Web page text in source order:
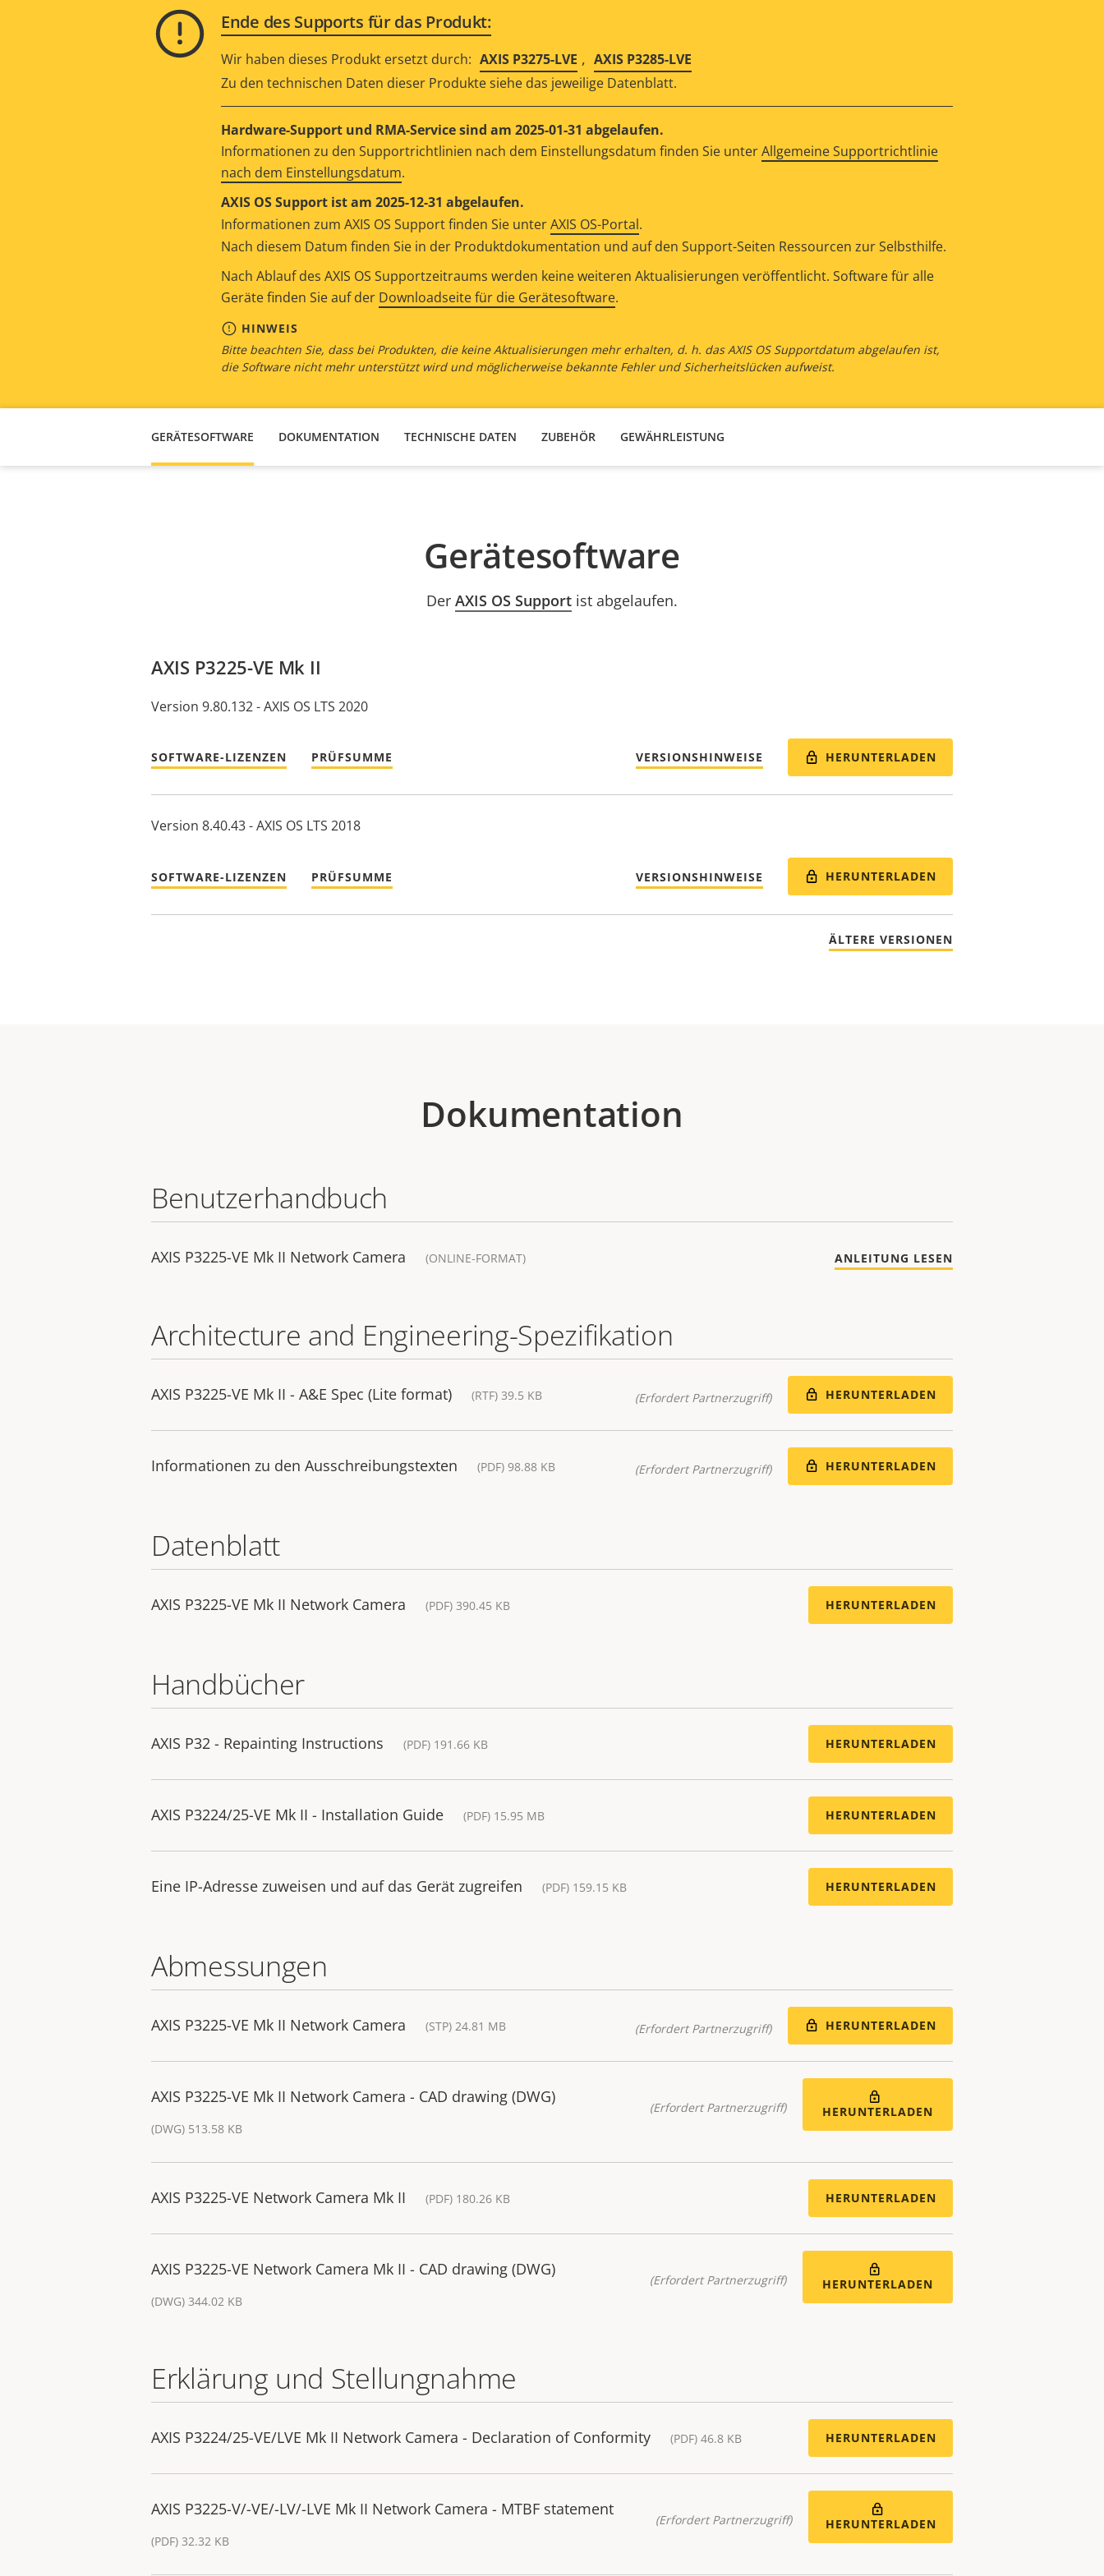
Ende des Supports für das Produkt:
Wir haben dieses Produkt ersetzt durch: AXIS P3275-LVE , AXIS P3285-LVE
Zu den technischen Daten dieser Produkte siehe das jeweilige Datenblatt.
Hardware-Support und RMA-Service sind am 2025-01-31 abgelaufen.
Informationen zu den Supportrichtlinien nach dem Einstellungsdatum finden Sie unterAllgemeine Supportrichtlinie
nach dem Einstellungsdatum.
AXIS OS Support ist am 2025-12-31 abgelaufen.
Informationen zum AXIS OS Support finden Sie unterAXIS OS-Portal.
Nach diesem Datum finden Sie in der Produktdokumentation und auf den Support-Seiten Ressourcen zur Selbsthilfe.
Nach Ablauf des AXIS OS Supportzeitraums werden keine weiteren Aktualisierungen veröffentlicht. Software für alle
Geräte finden Sie auf der Downloadseite für die Gerätesoftware.
HINWEIS
Bitte beachten Sie, dass bei Produkten, die keine Aktualisierungen mehr erhalten, d. h. das AXIS OS Supportdatum abgelaufen ist,
die Software nicht mehr unterstützt wird und möglicherweise bekannte Fehler und Sicherheitslücken aufweist.
GERÄTESOFTWARE DOKUMENTATION TECHNISCHE DATEN ZUBEHÖR GEWÄHRLEISTUNG
Gerätesoftware
Der AXIS OS Supportist abgelaufen.
AXIS P3225-VE Mk II
Version 9.80.132 - AXIS OS LTS 2020
SOFTWARE-LIZENZEN PRÜFSUMME VERSIONSHINWEISE HERUNTERLADEN
Version 8.40.43 - AXIS OS LTS 2018
SOFTWARE-LIZENZEN PRÜFSUMME VERSIONSHINWEISE HERUNTERLADEN
ÄLTERE VERSIONEN
Dokumentation
Benutzerhandbuch
AXIS P3225-VE Mk II Network Camera (ONLINE-FORMAT) ANLEITUNG LESEN
Architecture and Engineering-Spezifikation
AXIS P3225-VE Mk II - A&E Spec (Lite format) (RTF) 39.5 KB (Erfordert Partnerzugriff) HERUNTERLADEN
Informationen zu den Ausschreibungstexten (PDF) 98.88 KB (Erfordert Partnerzugriff) HERUNTERLADEN
Datenblatt
AXIS P3225-VE Mk II Network Camera (PDF) 390.45 KB HERUNTERLADEN
Handbücher
AXIS P32 - Repainting Instructions (PDF) 191.66 KB HERUNTERLADEN
AXIS P3224/25-VE Mk II - Installation Guide (PDF) 15.95 MB HERUNTERLADEN
Eine IP-Adresse zuweisen und auf das Gerät zugreifen (PDF) 159.15 KB HERUNTERLADEN
Abmessungen
AXIS P3225-VE Mk II Network Camera (STP) 24.81 MB (Erfordert Partnerzugriff) HERUNTERLADEN
AXIS P3225-VE Mk II Network Camera - CAD drawing (DWG)
(DWG) 513.58 KB
(Erfordert Partnerzugriff) HERUNTERLADEN
AXIS P3225-VE Network Camera Mk II (PDF) 180.26 KB HERUNTERLADEN
AXIS P3225-VE Network Camera Mk II - CAD drawing (DWG)
(DWG) 344.02 KB
(Erfordert Partnerzugriff) HERUNTERLADEN
Erklärung und Stellungnahme
AXIS P3224/25-VE/LVE Mk II Network Camera - Declaration of Conformity (PDF) 46.8 KB HERUNTERLADEN
AXIS P3225-V/-VE/-LV/-LVE Mk II Network Camera - MTBF statement
(PDF) 32.32 KB
(Erfordert Partnerzugriff) HERUNTERLADEN